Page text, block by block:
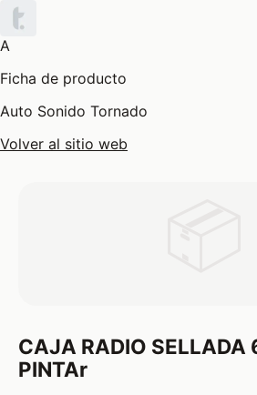
A
Ficha de producto
Auto Sonido Tornado
Volver al sitio web
CAJA RADIO SELLADA
PINTAr